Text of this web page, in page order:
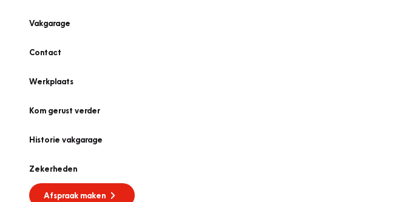
Vakgarage
Contact
Werkplaats
Kom gerust verder
Historie vakgarage
Zekerheden
Afspraak maken